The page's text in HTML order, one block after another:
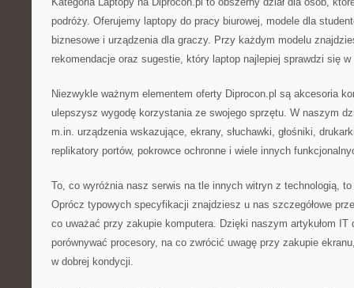
podróży. Oferujemy laptopy do pracy biurowej, modele dla
biznesowe i urządzenia dla graczy. Przy każdym modelu
rekomendacje oraz sugestie, który laptop najlepiej sprawdzi się
Niezwykle ważnym elementem oferty Diprocon.pl są akcesoria
ulepszysz wygodę korzystania ze swojego sprzętu. W naszym
m.in. urządzenia wskazujące, ekrany, słuchawki, głośniki,
replikatory portów, pokrowce ochronne i wiele innych
To, co wyróżnia nasz serwis na tle innych witryn z technologią,
Oprócz typowych specyfikacji znajdziesz u nas szczegółowe
co uważać przy zakupie komputera. Dzięki naszym artykułom IT
porównywać procesory, na co zwrócić uwagę przy zakupie
w dobrej kondycji.